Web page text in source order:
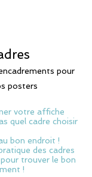
pour
posters
votre affiche
quel cadre choisir
bon endroit !
des cadres
trouver le bon
!